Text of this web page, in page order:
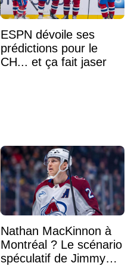
ESPN dévoile ses
prédictions pour le
CH... et ça fait jaser
Nathan MacKinnon à
Montréal ? Le scénario
spéculatif de Jimmy